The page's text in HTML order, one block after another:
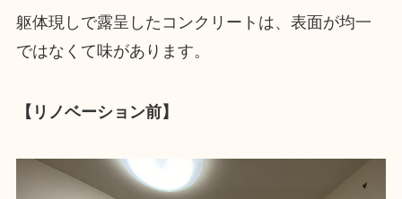
躯体現しで露呈したコンクリートは、表面が均一
ではなくて味があります。
【リノベーション前】